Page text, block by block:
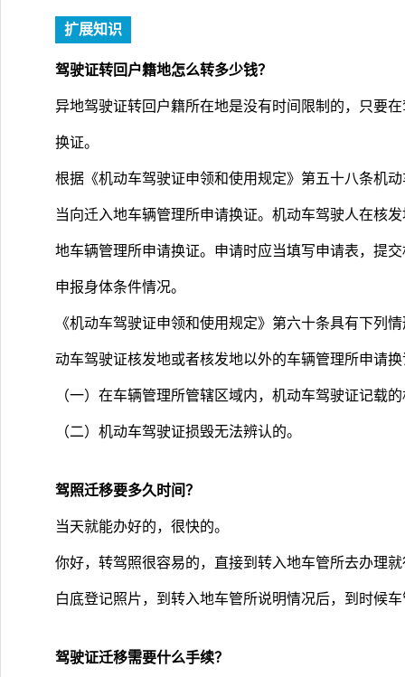
扩展知识
驾驶证转回户籍地怎么转多少钱？
异地驾驶证转回户籍所在地是没有时间限制的，只要
换证。
根据《机动车驾驶证申领和使用规定》第五十八条机
当向迁入地车辆管理所申请换证。机动车驾驶人在核
地车辆管理所申请换证。申请时应当填写申请表，提
申报身体条件情况。
《机动车驾驶证申领和使用规定》第六十条具有下列
动车驾驶证核发地或者核发地以外的车辆管理所申请
（一）在车辆管理所管辖区域内，机动车驾驶证记载
（二）机动车驾驶证损毁无法辨认的。
驾照迁移要多久时间？
当天就能办好的，很快的。
你好，转驾照很容易的，直接到转入地车管所去办理
白底登记照片，到转入地车管所说明情况后，到时候
驾驶证迁移需要什么手续？